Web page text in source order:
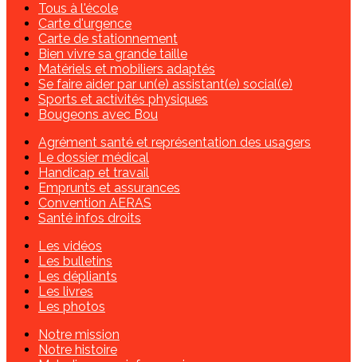
Tous à l'école
Carte d'urgence
Carte de stationnement
Bien vivre sa grande taille
Matériels et mobiliers adaptés
Se faire aider par un(e) assistant(e) social(e)
Sports et activités physiques
Bougeons avec Bou
Agrément santé et représentation des usagers
Le dossier médical
Handicap et travail
Emprunts et assurances
Convention AERAS
Santé infos droits
Les vidéos
Les bulletins
Les dépliants
Les livres
Les photos
Notre mission
Notre histoire